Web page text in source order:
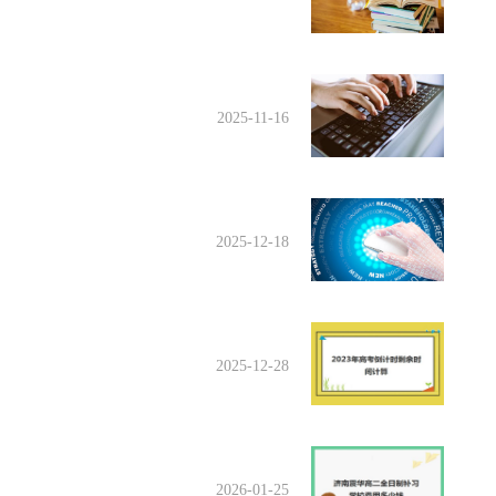
2025-11-16
2025-12-18
2025-12-28
2026-01-25